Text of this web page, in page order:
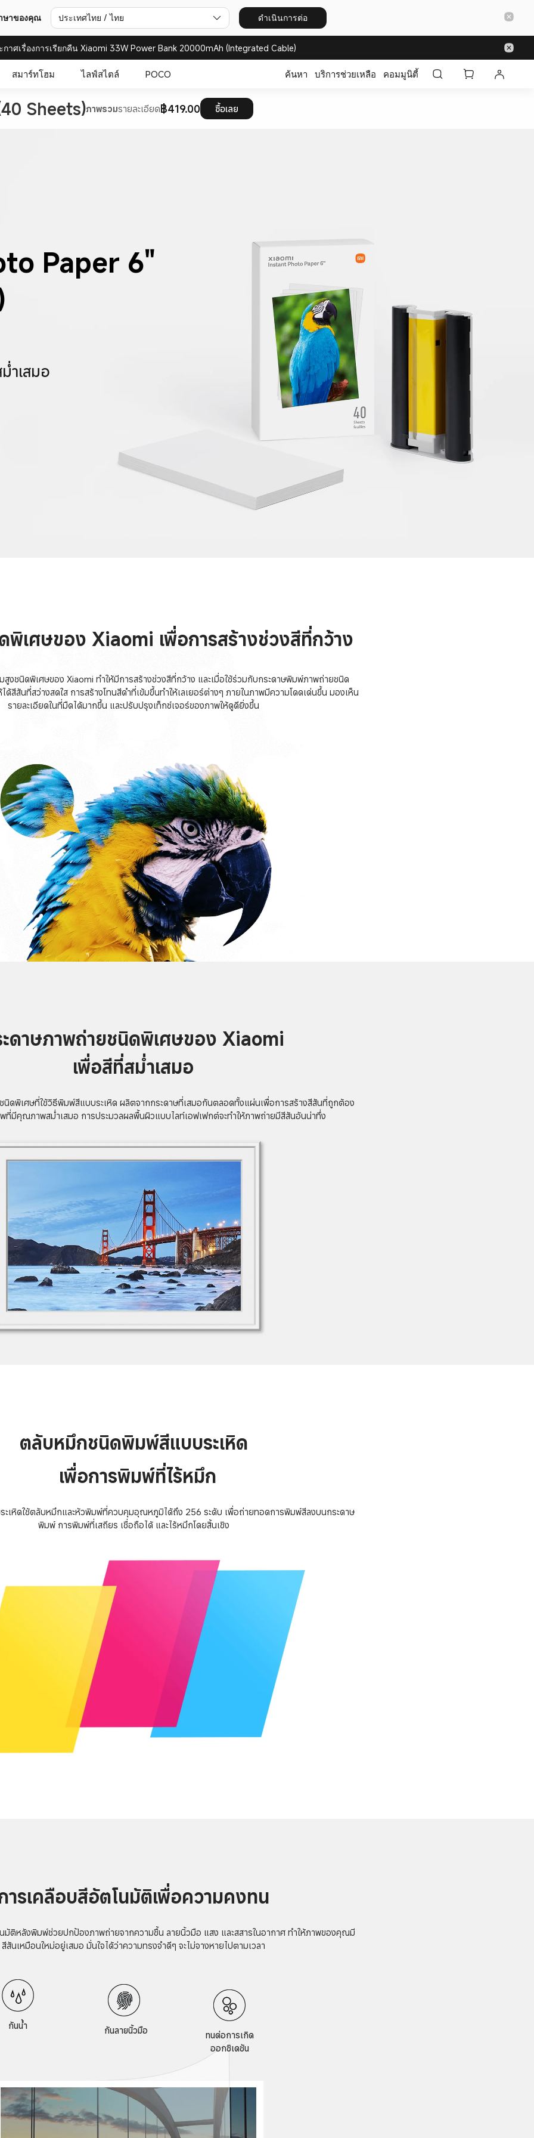
ษาของคุณ ประเทศไทย / ไทย ดำเนินการต่อ
กาศเรื่องการเรียกคืน Xiaomi 33W Power Bank 20000mAh (Integrated Cable)
สมาร์ทโฮม ไลฟ์สไตล์ POCO ค้นหา บริการช่วยเหลือ คอมมูนิตี้
Sheets)ภาพรวมรายละเอียด฿419.00 ซื้อเลย
Paper 6"
ำเสมอ
เศษของ Xiaomi เพื่อการสร้างช่วงสีที่กว้าง
งชนิดพิเศษของ Xiaomi ทำให้มีการสร้างช่วงสีที่กว้าง และเมื่อใช้ร่วมกับกระดาษพิมพ์ภาพถ่ายชนิด
ด้สีสันที่สว่างสดใส การสร้างโทนสีดำที่เข้มขึ้นทำให้เลเยอร์ต่างๆ ภายในภาพมีความโดดเด่นขึ้น มองเห็น
รายละเอียดในที่มืดได้มากขึ้น และปรับปรุงเท็กซ์เจอร์ของภาพให้ดูดียิ่งขึ้น
เพื่อสีที่สม่ำเสมอ
นิดพิเศษที่ใช้วิธีพิมพ์สีแบบระเหิด ผลิตจากกระดาษที่เสมอกันตลอดทั้งแผ่นเพื่อการสร้างสีสันที่ถูกต้อง
ที่มีคุณภาพสม่ำเสมอ การประมวลผลพื้นผิวแบบไลท์เอฟเฟกต์จะทำให้ภาพถ่ายมีสีสันอันน่าทึ่ง
ตลับหมึกชนิดพิมพ์สีแบบระเหิด
เพื่อการพิมพ์ที่ไร้หมึก
ะเหิดใช้ตลับหมึกและหัวพิมพ์ที่ควบคุมอุณหภูมิได้ถึง 256 ระดับ เพื่อถ่ายทอดการพิมพ์สีลงบนกระดาษ
พิมพ์ การพิมพ์ที่เสถียร เชื่อถือได้ และไร้หมึกโดยสิ้นเชิง
ารเคลือบสีอัตโนมัติเพื่อความคงทน
มัติหลังพิมพ์ช่วยปกป้องภาพถ่ายจากความชื้น ลายนิ้วมือ แสง และสสารในอากาศ ทำให้ภาพของคุณมี
สีสันเหมือนใหม่อยู่เสมอ มั่นใจได้ว่าความทรงจำดีๆ จะไม่จางหายไปตามเวลา
กันน้ำ
  กันลายนิ้วมือ
ทนต่อการเกิด
ออกซิเดชัน